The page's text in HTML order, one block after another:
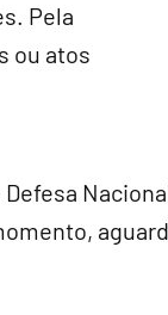
Pela
ou atos